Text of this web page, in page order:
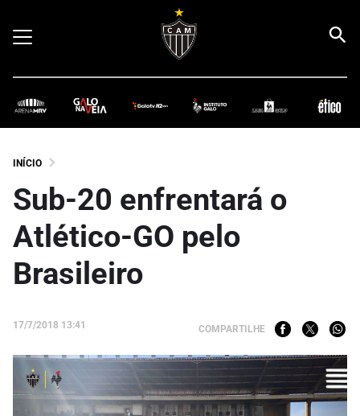
INÍCIO
Sub-20 enfrentará o
Atlético-GO pelo
Brasileiro
17/7/2018 13:41 COMPARTILHE